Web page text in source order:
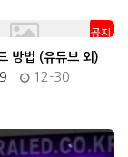
공지
방법 (유튜브 외)
12-30